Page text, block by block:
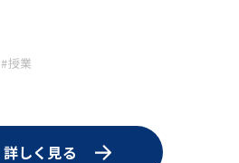
#授業
詳しく見る